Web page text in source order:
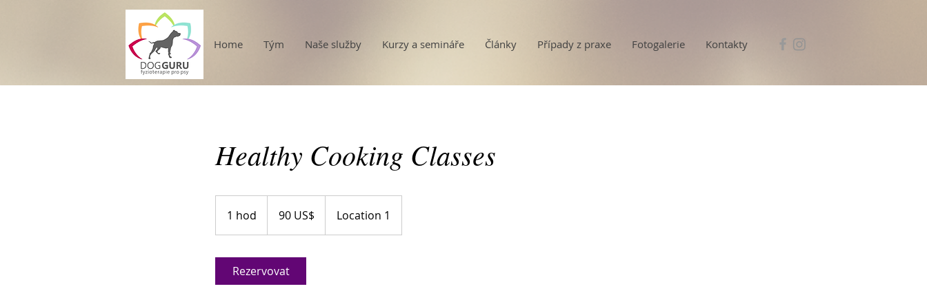
Home Tým Naše služby Kurzy a semináře Články Případy z praxe Fotogalerie Kontakty
Healthy Cooking Classes
1 hod
h
dolarů90 US$ Location 1
Rezervovat